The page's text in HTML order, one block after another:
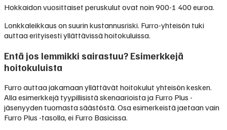
Hokkaidon vuosittaiset peruskulut ovat noin 900-1 400 euroa.
Lonkkaleikkaus on suurin kustannusriski. Furro-yhteisön tuki
auttaa erityisesti yllättävissä hoitokuluissa.
Entä jos lemmikki sairastuu? Esimerkkejä
hoitokuluista
Furro auttaa jakamaan yllättävät hoitokulut yhteisön kesken.
Alla esimerkkejä tyypillisistä skenaarioista ja Furro Plus -
jäsenyyden tuomasta säästöstä. Osa esimerkeistä jaetaan vain
Furro Plus -tasolla, ei Furro Basicissa.